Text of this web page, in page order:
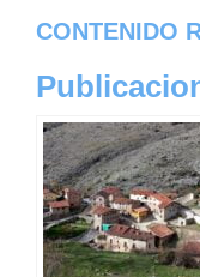
CONTENIDO